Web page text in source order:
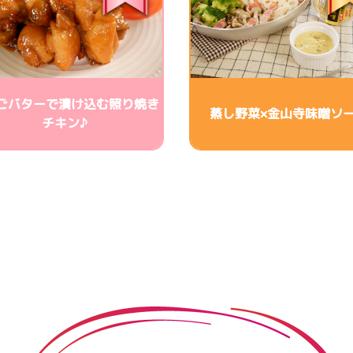
バターで漬け込む照り焼き
チキン♪
蒸し野菜×金山寺味噌ソ